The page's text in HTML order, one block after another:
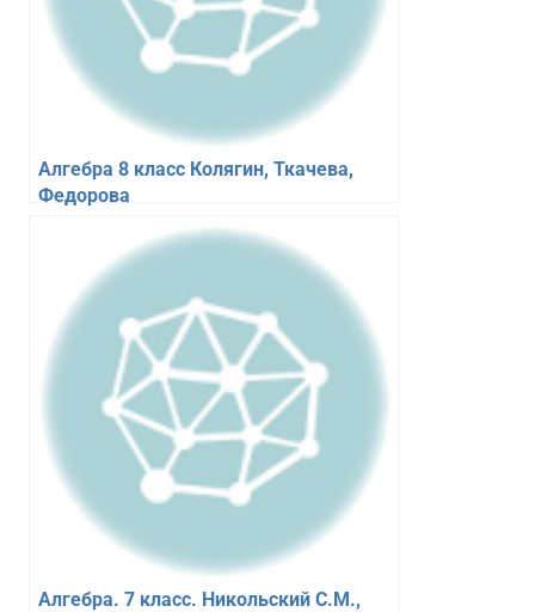
Алгебра 8 класс Колягин, Ткачева,
Федорова
Алгебра. 7 класс. Никольский С.М.,